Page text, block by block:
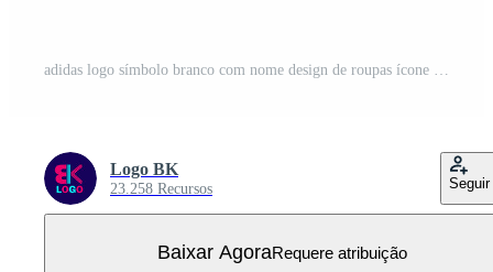
Logo BK
23.258 Recursos Seguir
Baixar AgoraRequere atribuição